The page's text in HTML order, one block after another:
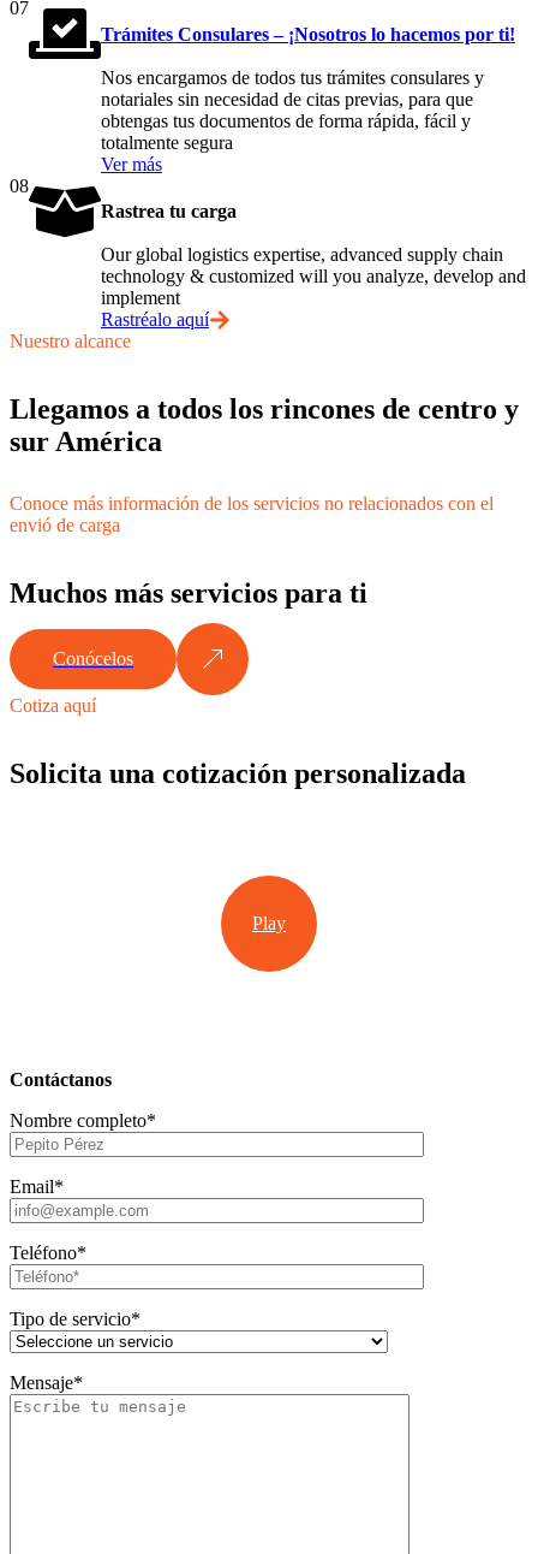
07
Trámites Consulares – ¡Nosotros lo hacemos por ti!
Nos encargamos de todos tus trámites consulares y
notariales sin necesidad de citas previas, para que
obtengas tus documentos de forma rápida, fácil y
totalmente segura
Ver más
08
Rastrea tu carga
Our global logistics expertise, advanced supply chain
technology & customized will you analyze, develop and
implement
Rastréalo aquí
Nuestro alcance
Llegamos a todos los rincones de centro y
sur América
Conoce más información de los servicios no relacionados con el
envió de carga
Muchos más servicios para ti
Conócelos
Cotiza aquí
Solicita una cotización personalizada
Play
Contáctanos
Nombre completo*
Email*
Teléfono*
Tipo de servicio*
Mensaje*